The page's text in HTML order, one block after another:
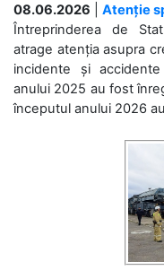
08.06.2026
Atenție
Întreprinderea de
atrage atenția asupra
incidente și
anului 2025 au fost
începutul anului 2026